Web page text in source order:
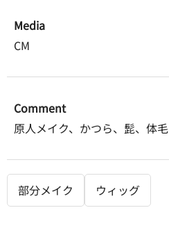
Media
CM
Comment
原人メイク、かつら、髭、体毛
部分メイク ウィッグ